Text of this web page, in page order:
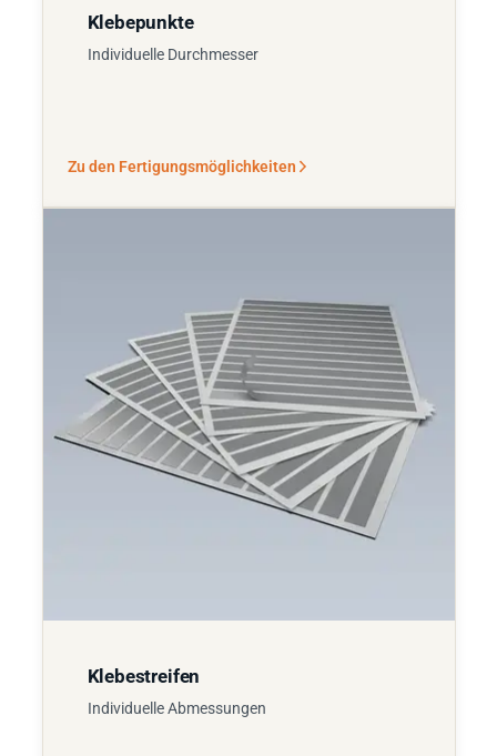
Klebepunkte
Individuelle Durchmesser
Zu den Fertigungsmöglichkeiten
Klebestreifen
Individuelle Abmessungen